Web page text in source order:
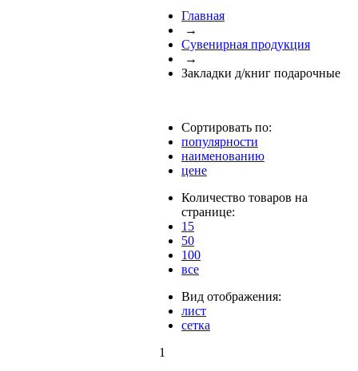
Главная
→
Сувенирная продукция
→
Закладки д/книг подарочные
Сортировать по:
популярности
наименованию
цене
Количество товаров на
странице:
15
50
100
все
Вид отображения:
лист
сетка
1